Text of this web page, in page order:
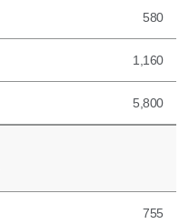
580
1,160
5,800
755